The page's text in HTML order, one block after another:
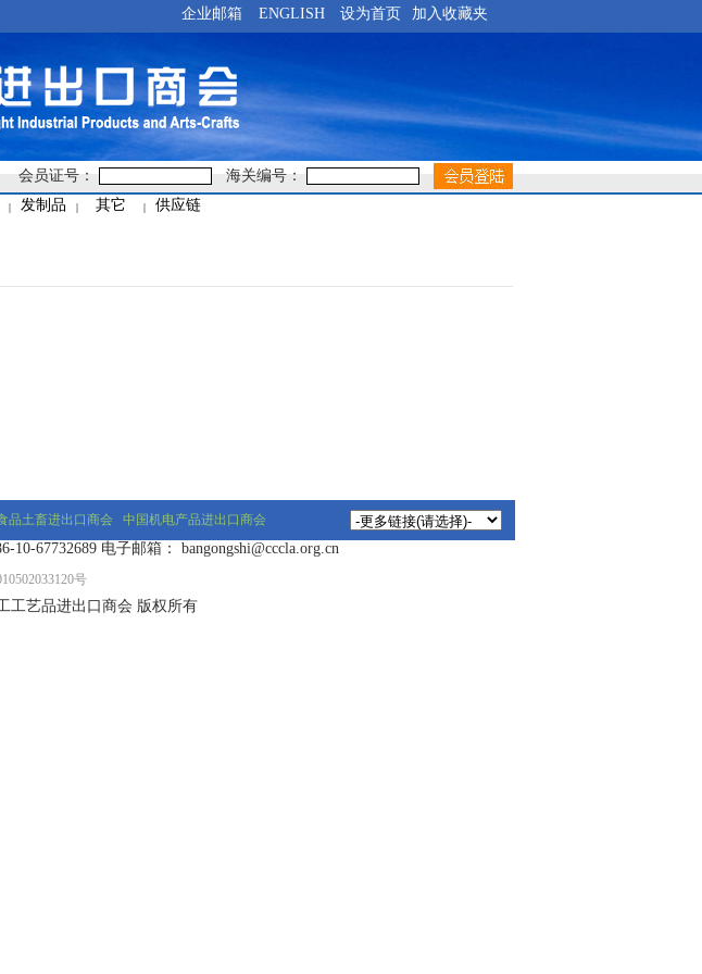
企业邮箱 ENGLISH 设为首页 加入收藏夹
| 发制品 | 其它 | 供应链
会员证号： 海关编号：
品土畜进出口商会 中国机电产品进出口商会
10-67732689 电子邮箱： bangongshi@cccla.org.cn
号
工艺品进出口商会 版权所有